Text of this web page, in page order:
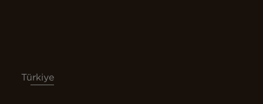
Türkiye